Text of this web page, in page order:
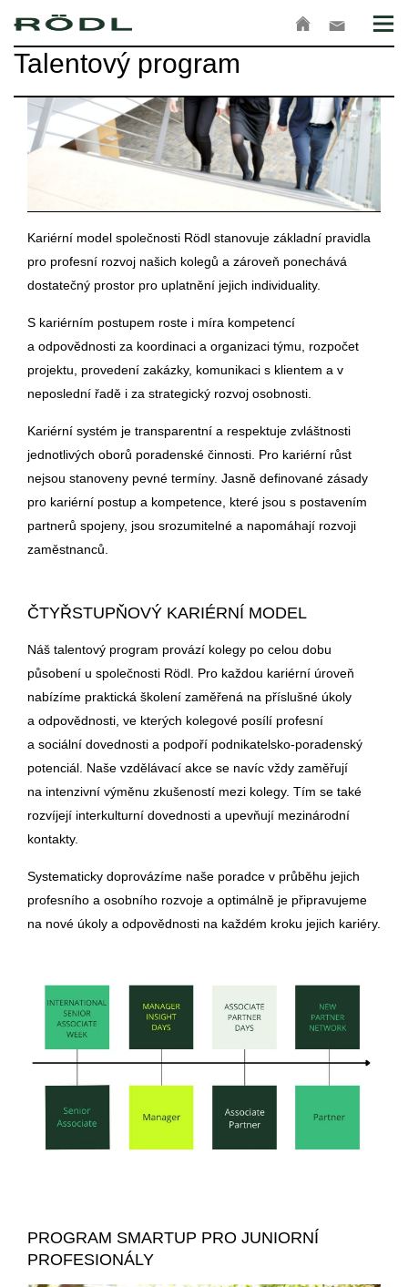
Talentový program
Kariérní model společnosti Rödl stanovuje základní pravidla
pro profesní rozvoj našich kolegů a zároveň ponechává
dostatečný prostor pro uplatnění jejich individuality.
S kariérním postupem roste i míra kompetencí
a odpovědnosti za koordinaci a organizaci týmu, rozpočet
projektu, provedení zakázky, komunikaci s klientem a v
neposlední řadě i za strategický rozvoj osobnosti.
Kariérní systém je transparentní a respektuje zvláštnosti
jednotlivých oborů poradenské činnosti. Pro kariérní růst
nejsou stanoveny pevné termíny. Jasně definované zásady
pro kariérní postup a kompetence, které jsou s postavením
partnerů spojeny, jsou srozumitelné a napomáhají rozvoji
zaměstnanců.
ČTYŘSTUPŇOVÝ KARIÉRNÍ MODEL
Náš talentový program provází kolegy po celou dobu
působení u společnosti Rödl. Pro každou kariérní úroveň
nabízíme praktická školení zaměřená na příslušné úkoly
a odpovědnosti, ve kterých kolegové posílí profesní
a sociální dovednosti a podpoří podnikatelsko-poradenský
potenciál. Naše vzdělávací akce se navíc vždy zaměřují
na intenzivní výměnu zkušeností mezi kolegy. Tím se také
rozvíjejí interkulturní dovednosti a upevňují mezinárodní
kontakty.
Systematicky doprovázíme naše poradce v průběhu jejich
profesního a osobního rozvoje a optimálně je připravujeme
na nové úkoly a odpovědnosti na každém kroku jejich kariéry.
PROGRAM SMARTUP PRO JUNIORNÍ
PROFESIONÁLY